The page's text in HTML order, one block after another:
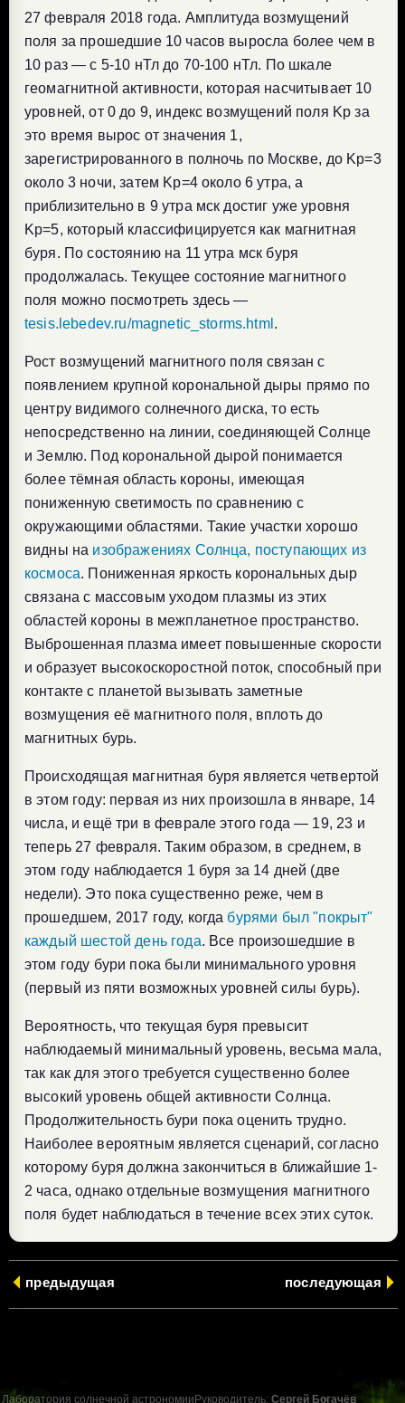
27 февраля 2018 года. Амплитуда возмущений
поля за прошедшие 10 часов выросла более чем в
10 раз — с 5-10 нТл до 70-100 нТл. По шкале
геомагнитной активности, которая насчитывает 10
уровней, от 0 до 9, индекс возмущений поля Kp за
это время вырос от значения 1,
зарегистрированного в полночь по Москве, до Kp=3
около 3 ночи, затем Kp=4 около 6 утра, а
приблизительно в 9 утра мск достиг уже уровня
Kp=5, который классифицируется как магнитная
буря. По состоянию на 11 утра мск буря
продолжалась. Текущее состояние магнитного
поля можно посмотреть здесь —
tesis.lebedev.ru/magnetic_storms.html .
Рост возмущений магнитного поля связан с
появлением крупной корональной дыры прямо по
центру видимого солнечного диска, то есть
непосредственно на линии, соединяющей Солнце
и Землю. Под корональной дырой понимается
более тёмная область короны, имеющая
пониженную светимость по сравнению с
окружающими областями. Такие участки хорошо
видны на изображениях Солнца, поступающих из
космоса. Пониженная яркость корональных дыр
связана с массовым уходом плазмы из этих
областей короны в межпланетное пространство.
Выброшенная плазма имеет повышенные скорости
и образует высокоскоростной поток, способный при
контакте с планетой вызывать заметные
возмущения её магнитного поля, вплоть до
магнитных бурь.
Происходящая магнитная буря является четвертой
в этом году: первая из них произошла в январе, 14
числа, и ещё три в феврале этого года — 19, 23 и
теперь 27 февраля. Таким образом, в среднем, в
этом году наблюдается 1 буря за 14 дней (две
недели). Это пока существенно реже, чем в
прошедшем, 2017 году, когда бурями был "покрыт"
каждый шестой день года. Все произошедшие в
этом году бури пока были минимального уровня
(первый из пяти возможных уровней силы бурь).
Вероятность, что текущая буря превысит
наблюдаемый минимальный уровень, весьма мала,
так как для этого требуется существенно более
высокий уровень общей активности Солнца.
Продолжительность бури пока оценить трудно.
Наиболее вероятным является сценарий, согласно
которому буря должна закончиться в ближайшие 1-
2 часа, однако отдельные возмущения магнитного
поля будет наблюдаться в течение всех этих суток.
предыдущая последующая
Лаборатория солнечной астрономии Руководитель: Сергей Богачёв